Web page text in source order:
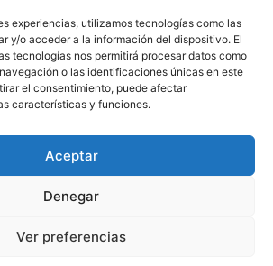
experiencias, utilizamos tecnologías como las
y/o acceder a la información del dispositivo. El
tecnologías nos permitirá procesar datos como
o las identificaciones únicas en este
el consentimiento, puede afectar
características y funciones.
Aceptar
Denegar
Ver preferencias
27